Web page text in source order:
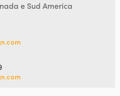
e Sud America